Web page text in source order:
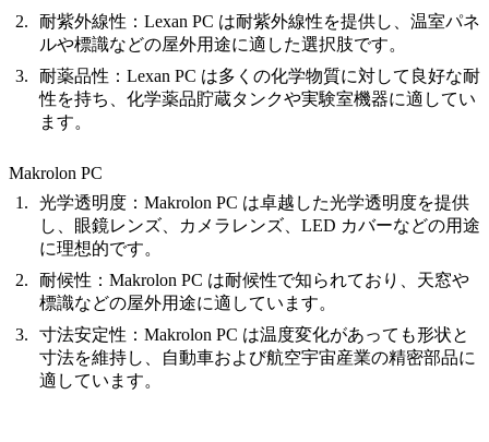
耐紫外線性 ：Lexan PC は耐紫外線性を提供し、温室パネ
ルや標識などの屋外用途に適した選択肢です。
耐薬品性 ：Lexan PC は多くの化学物質に対して良好な耐
性を持ち、化学薬品貯蔵タンクや実験室機器に適してい
ます。
Makrolon PC
光学透明度 ：Makrolon PC は卓越した光学透明度を提供
し、眼鏡レンズ、カメラレンズ、LED カバーなどの用途
に理想的です。
耐候性 ：Makrolon PC は耐候性で知られており、天窓や
標識などの屋外用途に適しています。
寸法安定性 ：Makrolon PC は温度変化があっても形状と
寸法を維持し、自動車および航空宇宙産業の精密部品に
適しています。